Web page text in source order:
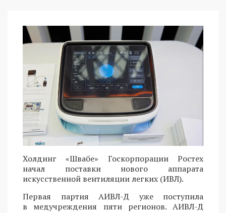
Холдинг «Швабе» Госкорпорации Ростех
начал поставки нового аппарата
искусственной вентиляции легких (ИВЛ).
Первая партия АИВЛ-Д уже поступила
в медучреждения пяти регионов. АИВЛ-Д